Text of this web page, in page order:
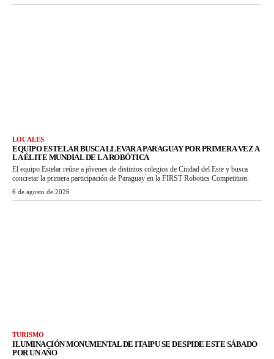
LOCALES
EQUIPO ESTELAR BUSCA LLEVAR A PARAGUAY POR PRIMERA VEZ A
LA ÉLITE MUNDIAL DE LA ROBÓTICA
El equipo Estelar reúne a jóvenes de distintos colegios de Ciudad del Este y busca
concretar la primera participación de Paraguay en la FIRST Robotics Competition.
6 de agosto de 2026
TURISMO
ILUMINACIÓN MONUMENTAL DE ITAIPU SE DESPIDE ESTE SÁBADO
POR UN AÑO